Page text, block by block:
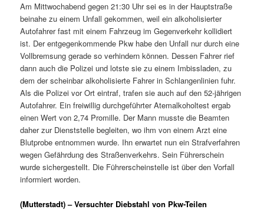
Am Mittwochabend gegen 21:30 Uhr sei es in der Hauptstraße
beinahe zu einem Unfall gekommen, weil ein alkoholisierter
Autofahrer fast mit einem Fahrzeug im Gegenverkehr kollidiert
ist. Der entgegenkommende Pkw habe den Unfall nur durch eine
Vollbremsung gerade so verhindern können. Dessen Fahrer rief
dann auch die Polizei und lotste sie zu einem Imbissladen, zu
dem der scheinbar alkoholisierte Fahrer in Schlangenlinien fuhr.
Als die Polizei vor Ort eintraf, trafen sie auch auf den 52-jährigen
Autofahrer. Ein freiwillig durchgeführter Atemalkoholtest ergab
einen Wert von 2,74 Promille. Der Mann musste die Beamten
daher zur Dienststelle begleiten, wo ihm von einem Arzt eine
Blutprobe entnommen wurde. Ihn erwartet nun ein Strafverfahren
wegen Gefährdung des Straßenverkehrs. Sein Führerschein
wurde sichergestellt. Die Führerscheinstelle ist über den Vorfall
informiert worden.
(Mutterstadt) – Versuchter Diebstahl von Pkw-Teilen